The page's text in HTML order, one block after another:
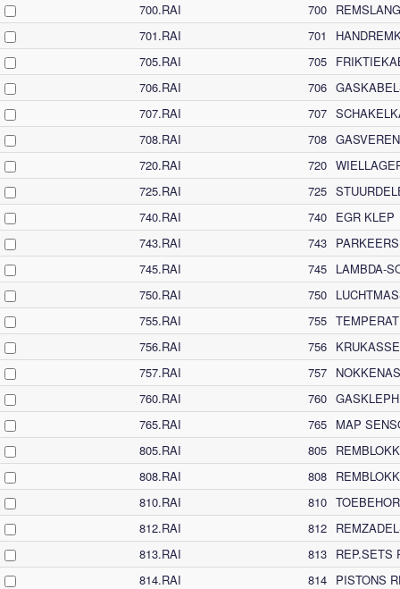
700.RAI
700
701.RAI
701
705.RAI
705
706.RAI
706
707.RAI
707
708.RAI
708 GASVEREN
720.RAI
720
725.RAI
725
740.RAI
740 EGR KLEP
743.RAI
743
745.RAI
745 LAMBDA-
750.RAI
750
755.RAI
755
756.RAI
756
757.RAI
757
760.RAI
760
765.RAI
765 MAP
805.RAI
805
808.RAI
808
810.RAI
810
812.RAI
812
813.RAI
813 REP.SETS
814.RAI
814 PISTONS